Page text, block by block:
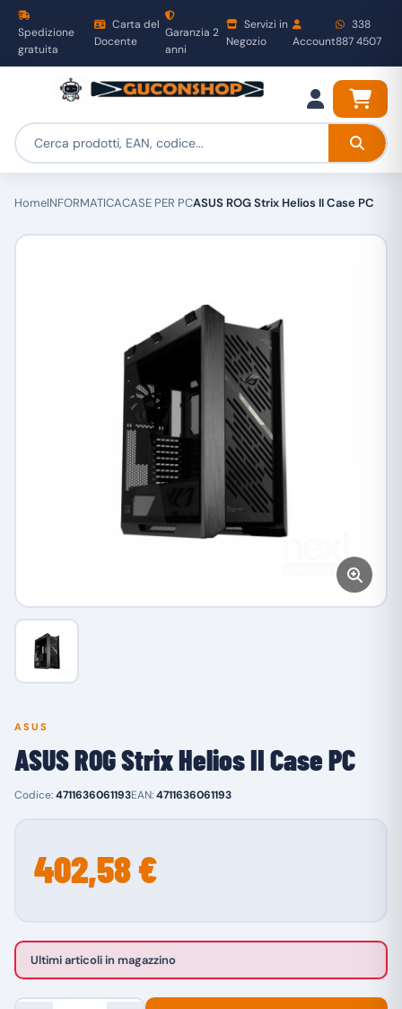
Spedizione
gratuita
Carta del
Docente
Garanzia 2
anni
Servizi in
Negozio
Account
338
887 4507
HomeINFORMATICACASE PER PCASUS ROG Strix Helios II Case PC
ASUS
ASUS ROG Strix Helios II Case PC
Codice:4711636061193EAN:4711636061193
402,58 €
Ultimi articoli in magazzino